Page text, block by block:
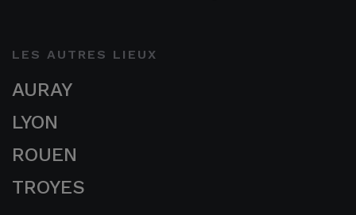
LES AUTRES LIEUX
AURAY
LYON
ROUEN
TROYES